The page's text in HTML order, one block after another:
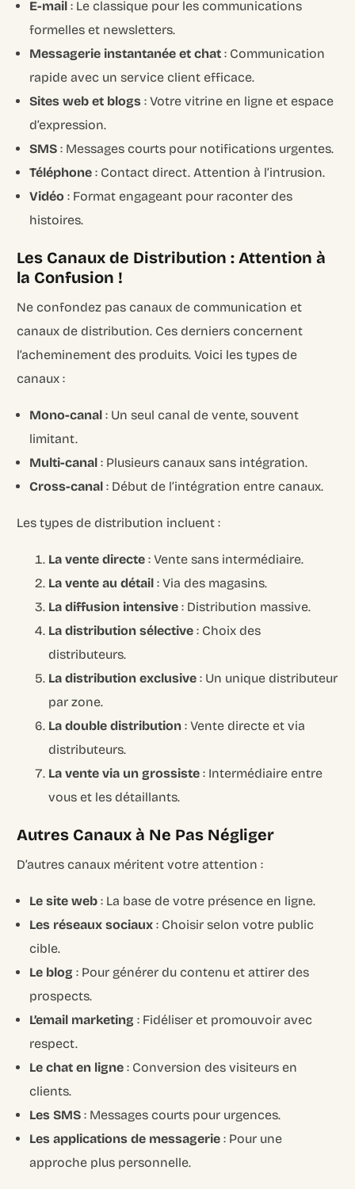
E-mail : Le classique pour les communications
formelles et newsletters.
Messagerie instantanée et chat : Communication
rapide avec un service client efficace.
Sites web et blogs : Votre vitrine en ligne et espace
d’expression.
SMS : Messages courts pour notifications urgentes.
Téléphone : Contact direct. Attention à l’intrusion.
Vidéo : Format engageant pour raconter des
histoires.
Les Canaux de Distribution : Attention à
la Confusion !
Ne confondez pas canaux de communication et
canaux de distribution. Ces derniers concernent
l’acheminement des produits. Voici les types de
canaux :
Mono-canal : Un seul canal de vente, souvent
limitant.
Multi-canal : Plusieurs canaux sans intégration.
Cross-canal : Début de l’intégration entre canaux.
Les types de distribution incluent :
La vente directe : Vente sans intermédiaire.
La vente au détail : Via des magasins.
La diffusion intensive : Distribution massive.
La distribution sélective : Choix des
distributeurs.
La distribution exclusive : Un unique distributeur
par zone.
La double distribution : Vente directe et via
distributeurs.
La vente via un grossiste : Intermédiaire entre
vous et les détaillants.
Autres Canaux à Ne Pas Négliger
D’autres canaux méritent votre attention :
Le site web : La base de votre présence en ligne.
Les réseaux sociaux : Choisir selon votre public
cible.
Le blog : Pour générer du contenu et attirer des
prospects.
L’email marketing : Fidéliser et promouvoir avec
respect.
Le chat en ligne : Conversion des visiteurs en
clients.
Les SMS : Messages courts pour urgences.
Les applications de messagerie : Pour une
approche plus personnelle.